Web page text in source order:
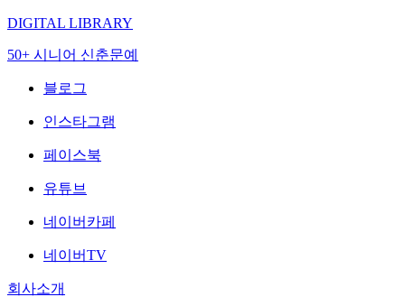
DIGITAL LIBRARY
50+ 시니어 신춘문예
블로그
인스타그램
페이스북
유튜브
네이버카페
네이버TV
회사소개